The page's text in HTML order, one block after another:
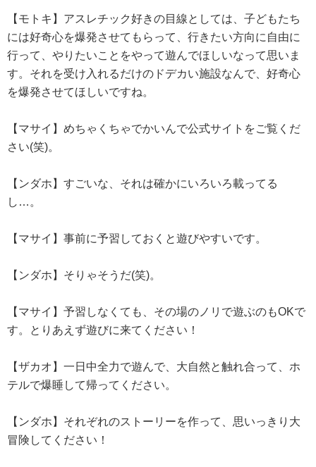
【モトキ】アスレチック好きの目線としては、子どもたち
には好奇心を爆発させてもらって、行きたい方向に自由に
行って、やりたいことをやって遊んでほしいなって思いま
す。それを受け入れるだけのドデカい施設なんで、好奇心
を爆発させてほしいですね。
【マサイ】めちゃくちゃでかいんで公式サイトをご覧くだ
さい(笑)。
【ンダホ】すごいな、それは確かにいろいろ載ってる
し…。
【マサイ】事前に予習しておくと遊びやすいです。
【ンダホ】そりゃそうだ(笑)。
【マサイ】予習しなくても、その場のノリで遊ぶのもOKで
す。とりあえず遊びに来てください！
【ザカオ】一日中全力で遊んで、大自然と触れ合って、ホ
テルで爆睡して帰ってください。
【ンダホ】それぞれのストーリーを作って、思いっきり大
冒険してください！